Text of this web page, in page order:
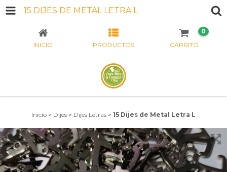
15 DIJES DE METAL LETRA L
INICIO PRODUCTOS CARRITO
0
Inicio > Dijes > Dijes Letras > 15 Dijes de Metal Letra L